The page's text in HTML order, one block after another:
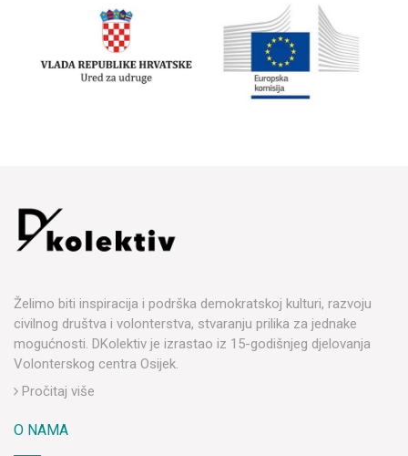
Želimo biti inspiracija i podrška demokratskoj kulturi, razvoju
civilnog društva i volonterstva, stvaranju prilika za jednake
mogućnosti. DKolektiv je izrastao iz 15-godišnjeg djelovanja
Volonterskog centra Osijek.
Pročitaj više
O NAMA